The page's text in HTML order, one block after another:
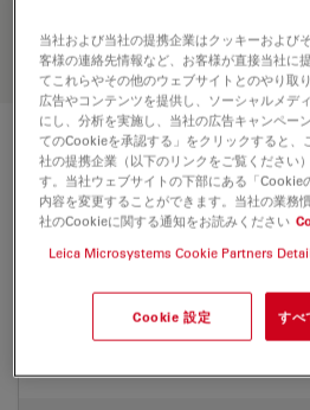
your needs.
技術仕様
製品番号
当社および当社の提携企業はクッキーおよび
客様の連絡先情報など、お客様が直接当社に
てこれらやその他のウェブサイトとのやり取
広告やコンテンツを提供し、ソーシャルメデ
にし、分析を実施し、当社の広告キャンペー
てのCookieを承認する」をクリックすると、
社の提携企業（以下のリンクをご覧ください
す。当社ウェブサイトの下部にある「Cookie
内容を変更することができます。当社の業務
社のCookieに関する通知をお読みください
Leica Microsystems Cookie Partners
Cookie 設定 すべ